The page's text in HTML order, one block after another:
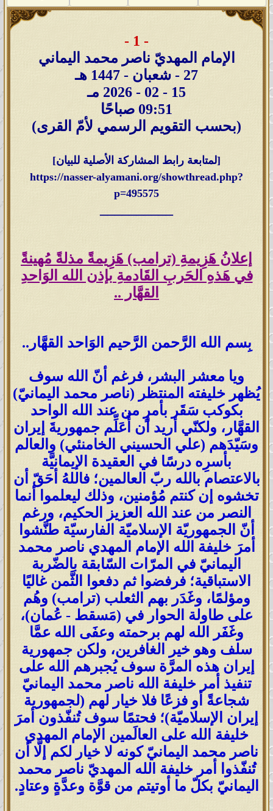
- 1 -
الإمام المهديّ ناصر محمد اليماني
27 - شعبان - 1447 هـ
15 - 02 - 2026 مـ
09:51 صباحًا
(بحسب التقويم الرسمي لأمّ القرى)
[لمتابعة رابط المشاركة الأصلية للبيان]
https://nasser-alyamani.org/showthread.php?
p=495575
إعلانُ هَزِيمةِ (ترامب) هَزِيمةً مذلةً مُهينةً
في هَذهِ الحَربِ القَادمةِ بإذن الله الوَاحدِ
القهَّار ..
بِسم الله الرَّحمن الرَّحيم الوَاحد القهَّار..
ويا معشر البشر، فرغم أنّ الله سوف
يُظهر خليفته المنتظر (ناصر محمد اليمانيّ)
بكوكب سَقَر بأمرٍ من عند الله الواحد
القهَّار، ولكنّي أريد أن أُعَلِّم جمهوريةَ إيران
وسَيّدَهم (علي الحسيني الخامنئي) والعالم
بأسرِه درسًا في العقيدة الإيمانيَّة
بالاعتصام بالله ربّ العالمين؛ فاللهُ أحَقّ أن
تخشوه إن كنتم مُؤمنين، وذلك ليعلموا أنما
النصر من عند الله العزيز الحكيم، ورغم
أنّ الجمهوريّة الإسلاميّة الفارسيّة طنَّشوا
أمرَ خليفة الله الإمام المهدي ناصر محمد
اليمانيّ في المرّات السّابقة بالضّربة
الاستباقية؛ فرفضوا ثم دفعوا الثَّمن غاليًا
ومؤلمًا، وغَدَر بهم الثعلب (ترامب) وهُم
على طاولة الحوار في (مَسقط - عُمان)،
وغَفَر الله لهم برحمته وعفَى الله عمَّا
سلف وهو خير الغافرين، ولكن جمهورية
إيران هذه المرَّة سوف يُجبرهم الله على
تنفيذ أمر خليفة الله ناصر محمد اليمانيّ
شجاعةً أو فزعًا فلا خيار لهم (لجمهورية
إيران الإسلاميّة)؛ فحتمًا سوف تُنفّذون أمرَ
خليفة الله على العالَمين الإمام المهدي
ناصر محمد اليمانيّ كونه لا خيار لكم إلَّا أن
تُنفّذوا أمر خليفة الله المهديّ ناصر محمد
اليمانيّ بكلّ ما أوتيتم من قوَّة وعدَّةٍ وعتادٍ.